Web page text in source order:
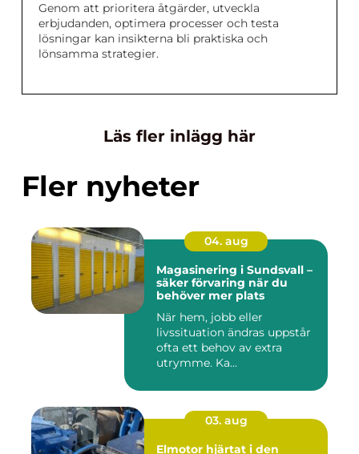
Genom att prioritera åtgärder, utveckla
erbjudanden, optimera processer och testa
lösningar kan insikterna bli praktiska och
lönsamma strategier.
Läs fler inlägg här
Fler nyheter
04. aug
Magasinering i Sundsvall –
säker förvaring när du
behöver mer plats
När hem, jobb eller
livssituation ändras uppstår
ofta ett behov av extra
utrymme. Ka...
03. aug
Elmotor hjärtat i den